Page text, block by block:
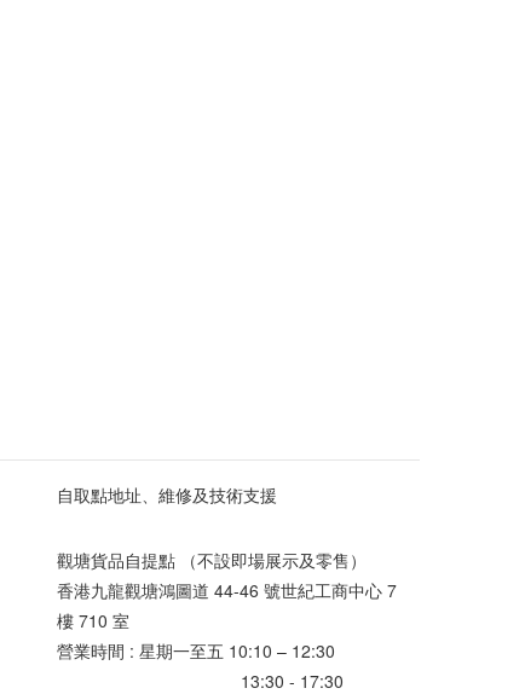
自取點地址、維修及技術支援
觀塘貨品自提點 （不設即場展示及零售）
香港九龍觀塘鴻圖道 44-46 號世紀工商中心 7
樓 710 室
營業時間 : 星期一至五 10:10 – 12:30
13:30 - 17:30